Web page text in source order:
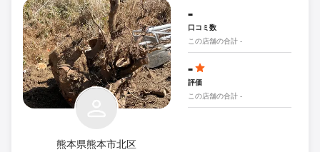
熊本県熊本市北区
-
口コミ数
この店舗の合計 -
-
評価
この店舗の合計 -